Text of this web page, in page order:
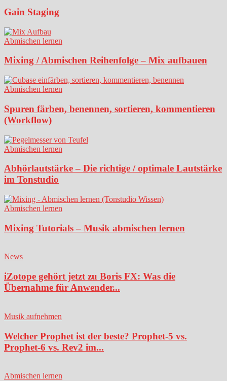
Gain Staging
Abmischen lernen
Mixing / Abmischen Reihenfolge – Mix aufbauen
Abmischen lernen
Spuren färben, benennen, sortieren, kommentieren
(Workflow)
Abmischen lernen
Abhörlautstärke – Die richtige / optimale Lautstärke
im Tonstudio
Abmischen lernen
Mixing Tutorials – Musik abmischen lernen
News
iZotope gehört jetzt zu Boris FX: Was die
Übernahme für Anwender...
Musik aufnehmen
Welcher Prophet ist der beste? Prophet-5 vs.
Prophet-6 vs. Rev2 im...
Abmischen lernen